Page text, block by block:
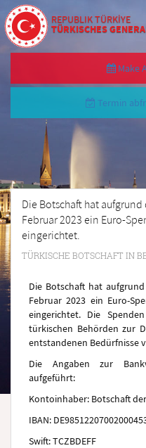
REPUBLIK TÜRKİYE
TÜRKISCHES
Make
Termin
Die Botschaft hat
Februar 2023 ein Euro-
eingerichtet.
TÜRKISCHE BOTSCHAFT IN
Die Botschaft hat
Februar 2023 ein Euro-
eingerichtet. Die
türkischen Behörden zur
entstandenen Bedürfnisse
Die Angaben zur
aufgeführt:
Kontoinhaber: Botschaft
IBAN:
Swift: TCZBDEFF